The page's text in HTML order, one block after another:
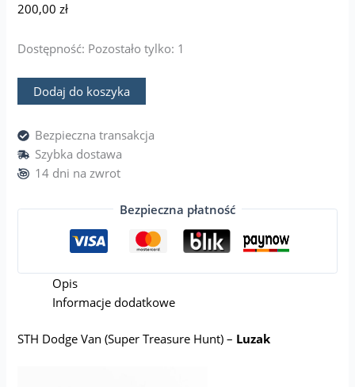
200,00zł
Dostępność: Pozostało tylko: 1
Dodaj do koszyka
Bezpieczna transakcja
Szybka dostawa
14 dni na zwrot
Bezpieczna płatność
Opis
Informacje dodatkowe
STH Dodge Van (Super Treasure Hunt) – Luzak